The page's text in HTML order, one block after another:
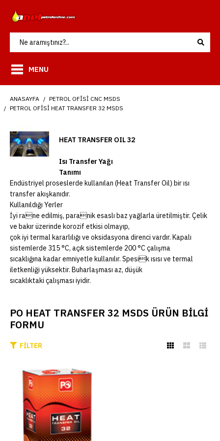
MENU
ANASAYFA
PETROL OFISI CNC MSDS
PETROL OFISI HEAT TRANSFER 32 MSDS
HEAT TRANSFER OIL 32
Isı Transfer Yağı
Tanımı
Endüstriyel proseslerde kullanılan (Heat Transfer Oil) bir ısı
transfer akışkanıdır.
Kullanıldığı Yerler
İyi rane edilmiş, paranik esaslı baz yağlarla üretilmiştir. Çelik
ve bakır üzerinde korozif etkisi olmayıp,
çok iyi termal kararlılığı ve oksidasyona direnci vardır. Kapalı
sistemlerde 315 °C, açık sistemlerde 200 °C çalışma
sıcaklığına kadar emniyetle kullanılır. Spesik ısısı ve termal
iletkenliği yüksektir. Buharlaşması az, düşük
sıcaklıktaki çalışması iyidir.
PO HEAT TRANSFER 32 MSDS ÜRÜN BİLGİ
FORMU
FILTER